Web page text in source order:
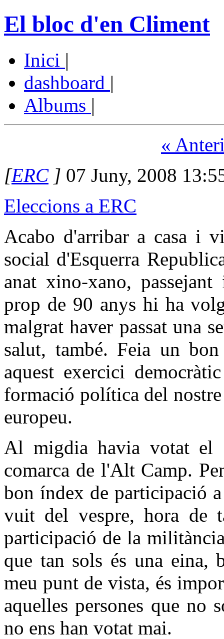
El bloc d'en Climent
Inici |
dashboard |
Albums |
«
[ERC] 07 Juny, 2008
Eleccions a ERC
Acabo d'arribar a casa i
social d'Esquerra
anat xino-xano,
prop de 90 anys hi ha
malgrat haver passat una
salut, també. Feia un
aquest exercici
formació política del
europeu.
Al migdia havia votat el
comarca de l'Alt Camp.
bon índex de participació
vuit del vespre, hora de
participació de la
que tan sols és una eina,
meu punt de vista, és
aquelles persones que
no ens han votat mai.